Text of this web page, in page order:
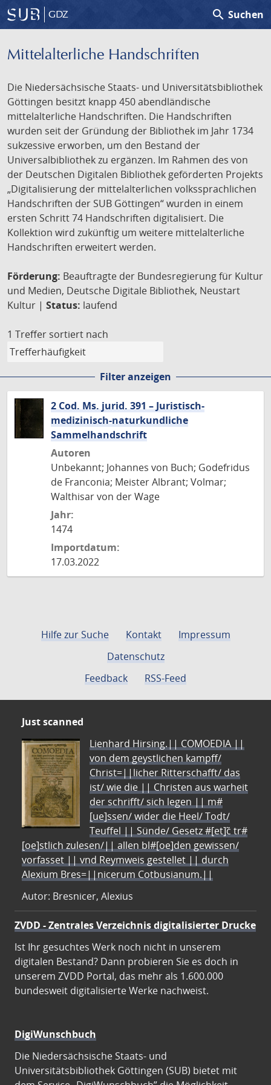
GDZ search Suchen
Mittelalterliche Handschriften
Die Niedersächsische Staats- und Universitätsbibliothek
Göttingen besitzt knapp 450 abendländische
mittelalterliche Handschriften. Die Handschriften
wurden seit der Gründung der Bibliothek im Jahr 1734
sukzessive erworben, um den Bestand der
Universalbibliothek zu ergänzen. Im Rahmen des von
der Deutschen Digitalen Bibliothek geförderten Projekts
„Digitalisierung der mittelalterlichen volkssprachlichen
Handschriften der SUB Göttingen“ wurden in einem
ersten Schritt 74 Handschriften digitalisiert. Die
Kollektion wird zukünftig um weitere mittelalterliche
Handschriften erweitert werden.
Förderung: Beauftragte der Bundesregierung für Kultur
und Medien, Deutsche Digitale Bibliothek, Neustart
Kultur | Status: laufend
1 Treffer sortiert nach
Filter anzeigen
2 Cod. Ms. jurid. 391 – Juristisch-
medizinisch-naturkundliche
Sammelhandschrift
Autoren
Unbekannt; Johannes von Buch; Godefridus
de Franconia; Meister Albrant; Volmar;
Walthisar von der Wage
Jahr:
1474
Importdatum:
17.03.2022
Hilfe zur Suche Kontakt
Impressum
Datenschutz
Feedback
RSS-Feed
Just scanned
Lienhard Hirsing.|| COMOEDIA ||
von dem geystlichen kampff/
Christ=||licher Ritterschafft/ das
ist/ wie die || Christen aus warheit
der schrifft/ sich legen || m#
[ue]ssen/ wider die Heel/ Todt/
Teuffel || Sünde/ Gesetz #[et]c̃ tr#
[oe]stlich zulesen/|| allen bl#[oe]den gewissen/
vorfasset || vnd Reymweis gestellet || durch
Alexium Bres=||nicerum Cotbusianum.||
Autor: Bresnicer, Alexius
ZVDD - Zentrales Verzeichnis digitalisierter Drucke
Ist Ihr gesuchtes Werk noch nicht in unserem
digitalen Bestand? Dann probieren Sie es doch in
unserem ZVDD Portal, das mehr als 1.600.000
bundesweit digitalisierte Werke nachweist.
DigiWunschbuch
Die Niedersächsische Staats- und
Universitätsbibliothek Göttingen (SUB) bietet mit